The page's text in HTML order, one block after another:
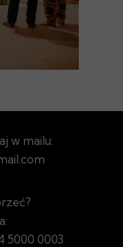
5000 0003
w mailu: